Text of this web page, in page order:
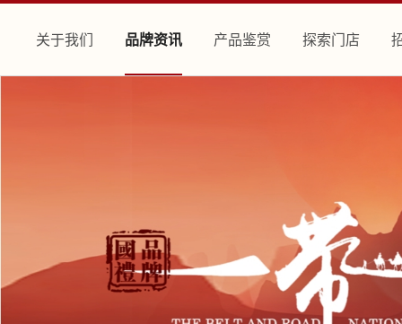
关于我们 品牌资讯 产品鉴赏 探索门店